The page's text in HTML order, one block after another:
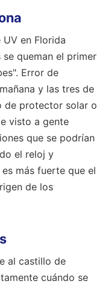
en Florida
queman el primer
Error de
y las tres de
de protector solar o
visto a gente
que se podrían
el reloj y
más fuerte que el
de los
al castillo de
cuándo se